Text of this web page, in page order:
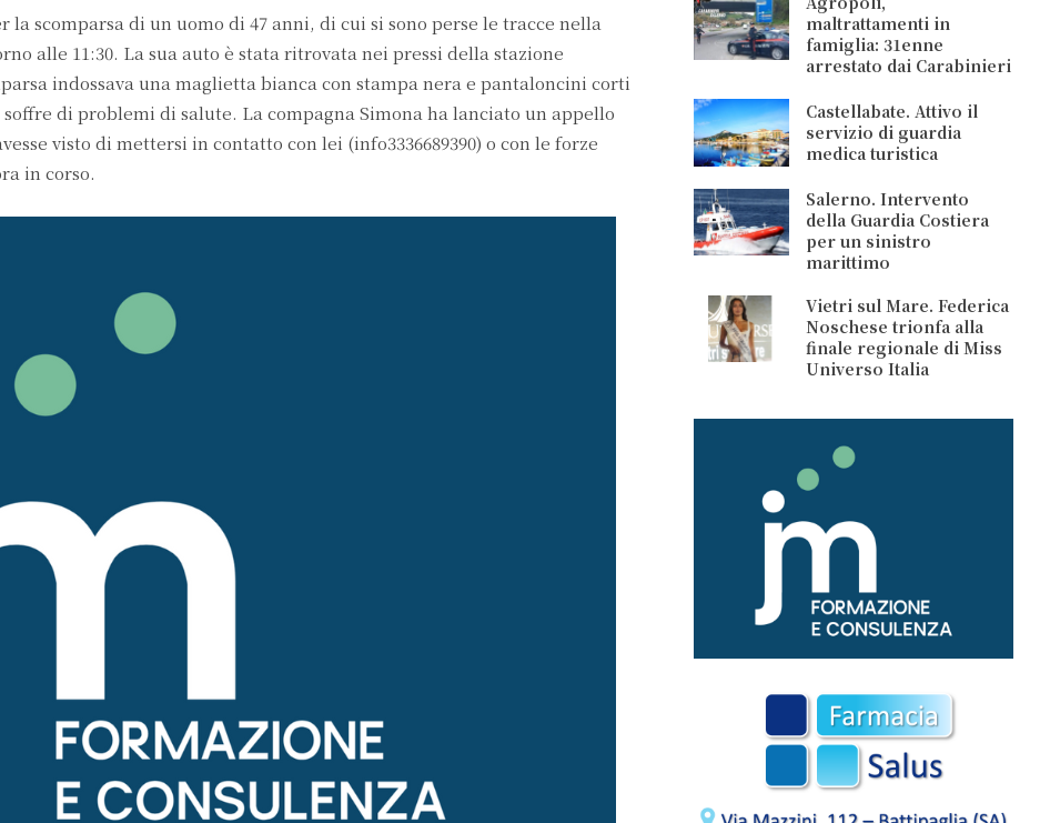
scomparsa di un uomo di 47 anni, di cui si sono perse le tracce nella
alle 11:30. La sua auto è stata ritrovata nei pressi della stazione
indossava una maglietta bianca con stampa nera e pantaloncini corti
di problemi di salute. La compagna Simona ha lanciato un appello
visto di mettersi in contatto con lei (info3336689390) o con le forze
in corso.
maltrattamenti in
famiglia: 31enne
arrestato dai Carabinieri
Castellabate. Attivo il
servizio di guardia
medica turistica
Salerno. Intervento
della Guardia Costiera
per un sinistro
marittimo
Vietri sul Mare. Federica
Noschese trionfa alla
finale regionale di Miss
Universo Italia